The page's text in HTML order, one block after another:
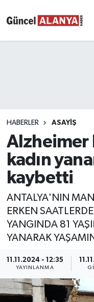
HABERLER ASAYIŞ
Alzheimer
kadın
kaybetti
ANTALYA'NIN
ERKEN
YANGINDA 81
YANARAK
11.11.2024 - 12:35
YAYINLANMA